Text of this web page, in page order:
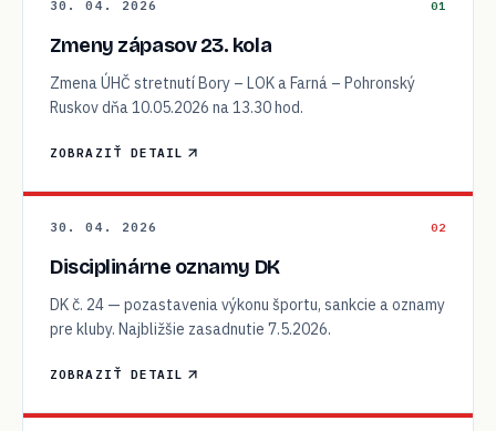
30. 04. 2026 01
Zmeny zápasov 23. kola
Zmena ÚHČ stretnutí Bory – LOK a Farná – Pohronský
Ruskov dňa 10.05.2026 na 13.30 hod.
ZOBRAZIŤ DETAIL
30. 04. 2026 02
Disciplinárne oznamy DK
DK č. 24 — pozastavenia výkonu športu, sankcie a oznamy
pre kluby. Najbližšie zasadnutie 7.5.2026.
ZOBRAZIŤ DETAIL